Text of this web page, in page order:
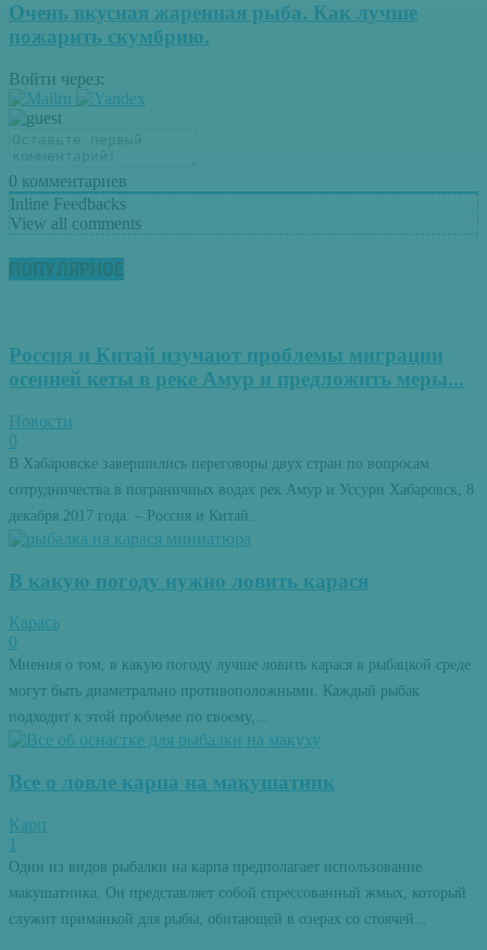
Очень вкусная жаренная рыба. Как лучше
пожарить скумбрию.
Войти через:
0 комментариев
Inline Feedbacks
View all comments
ПОПУЛЯРНОЕ
Россия и Китай изучают проблемы миграции
осенней кеты в реке Амур и предложить меры...
Новости
0
В Хабаровске завершились переговоры двух стран по вопросам
сотрудничества в пограничных водах рек Амур и Уссури Хабаровск, 8
декабря 2017 года. – Россия и Китай...
В какую погоду нужно ловить карася
Карась
0
Мнения о том, в какую погоду лучше ловить карася в рыбацкой среде
могут быть диаметрально противоположными. Каждый рыбак
подходит к этой проблеме по своему,...
Все о ловле карпа на макушатник
Карп
1
Один из видов рыбалки на карпа предполагает использование
макушатника. Он представляет собой спрессованный жмых, который
служит приманкой для рыбы, обитающей в озерах со стоячей...